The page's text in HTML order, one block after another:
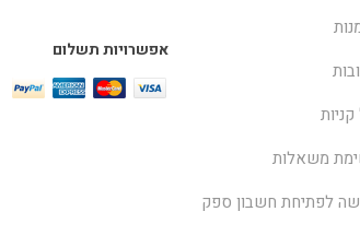
משאלות
לפתיחת חשבון ספק
אפשרויות תשלום